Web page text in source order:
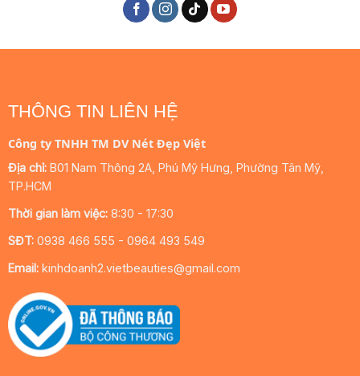
THÔNG TIN LIÊN HỆ
Công ty TNHH TM DV Nét Đẹp Việt
Địa chỉ: B01 Nam Thông 2A, Phú Mỹ Hưng, Phường Tân Mỹ,
TP.HCM
Thời gian làm việc:8:30 - 17:30
SĐT:0938 466 555 - 0964 493 549
Email:kinhdoanh2.vietbeauties@gmail.com